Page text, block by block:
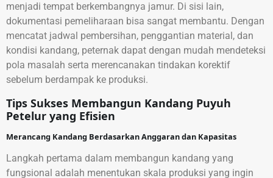
menjadi tempat berkembangnya jamur. Di sisi lain,
dokumentasi pemeliharaan bisa sangat membantu. Dengan
mencatat jadwal pembersihan, penggantian material, dan
kondisi kandang, peternak dapat dengan mudah mendeteksi
pola masalah serta merencanakan tindakan korektif
sebelum berdampak ke produksi.
Tips Sukses Membangun Kandang Puyuh
Petelur yang Efisien
Merancang Kandang Berdasarkan Anggaran dan Kapasitas
Langkah pertama dalam membangun kandang yang
fungsional adalah menentukan skala produksi yang ingin